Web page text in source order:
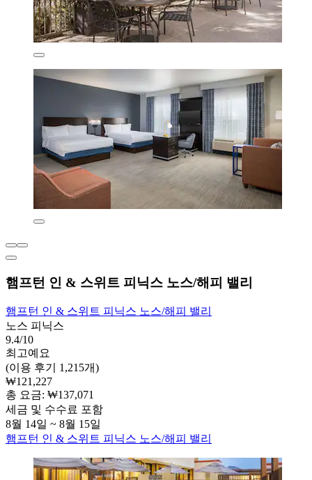
햄프턴 인 & 스위트 피닉스 노스/해피 밸리
햄프턴 인 & 스위트 피닉스 노스/해피 밸리
노스 피닉스
9.4/10
최고예요
(이용 후기 1,215개)
₩121,227
총 요금: ₩137,071
세금 및 수수료 포함
8월 14일 ~ 8월 15일
햄프턴 인 & 스위트 피닉스 노스/해피 밸리